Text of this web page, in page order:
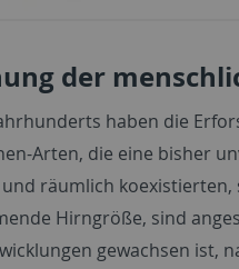
der
haben die
Arten, die eine bisher
räumlich
Hirngröße, sind
gewachsen ist,